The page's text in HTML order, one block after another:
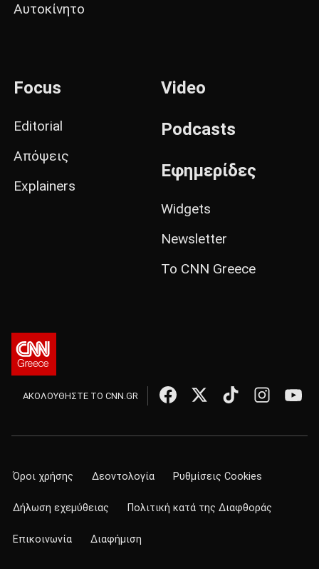
Αυτοκίνητο
Focus
Editorial
Απόψεις
Explainers
Video
Podcasts
Εφημερίδες
Widgets
Newsletter
Το CNN Greece
ΑΚΟΛΟΥΘΗΣΤΕ ΤΟ CNN.GR
Όροι χρήσης Δεοντολογία Ρυθμίσεις Cookies
Δήλωση εχεμύθειας Πολιτική κατά της Διαφθοράς
Επικοινωνία Διαφήμιση